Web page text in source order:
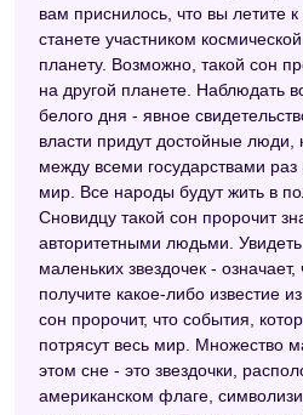
вам приснилось, что вы летите
станете участником
планету. Возможно, такой сон
на другой планете. Наблюдать
белого дня - явное
власти придут достойные люди,
между всеми государствами раз
мир. Все народы будут жить в
Сновидцу такой сон пророчит
авторитетными людьми.
маленьких звездочек -
получите какое-либо известие
сон пророчит, что события,
потрясут весь мир. Множество
этом сне - это звездочки,
американском флаге,